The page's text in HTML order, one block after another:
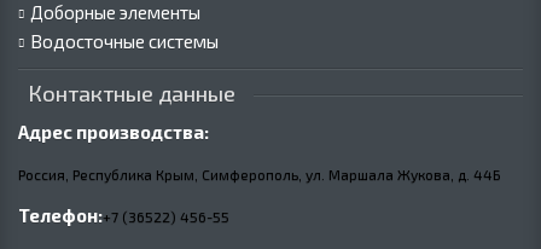
Доборные элементы
Водосточные системы
Контактные данные
Адрес производства:
Россия, Республика Крым, Симферополь, ул. Маршала Жукова, д. 44Б
Телефон:+7 (36522) 456-55